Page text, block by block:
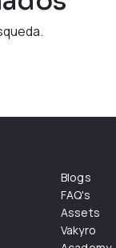
Blogs
FAQ's
Assets
Vakyro